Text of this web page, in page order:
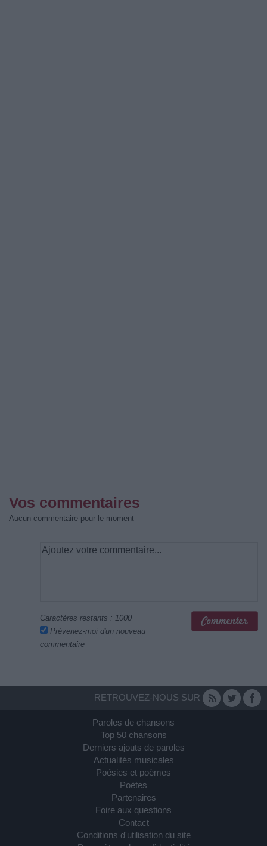
Vos commentaires
Aucun commentaire pour le moment
Caractères restants : 1000
Prévenez-moi d'un nouveau
commentaire
RETROUVEZ-NOUS SUR
Paroles de chansons
Top 50 chansons
Derniers ajouts de paroles
Actualités musicales
Poésies et poèmes
Poètes
Partenaires
Foire aux questions
Contact
Conditions d'utilisation du site